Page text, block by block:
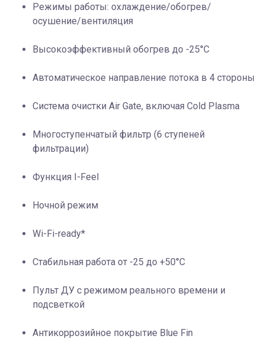
Режимы работы: охлаждение/обогрев/
осушение/вентиляция
Высокоэффективный обогрев до -25°С
Автоматическое направление потока в 4 стороны
Система очистки Air Gate, включая Cold Plasma
Многоступенчатый фильтр (6 ступеней
фильтрации)
Функция I-Feel
Ночной режим
Wi-Fi-ready*
Стабильная работа от -25 до +50°C
Пульт ДУ с режимом реального времени и
подсветкой
Антикоррозийное покрытие Blue Fin